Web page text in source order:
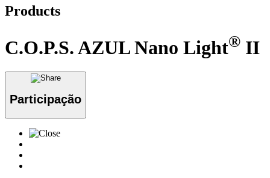
Products
C.O.P.S. AZUL Nano Light® II
Participação